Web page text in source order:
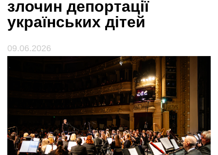
злочин депортації
українських дітей
09.06.2026